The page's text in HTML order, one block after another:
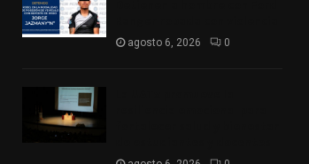
agosto 6, 2026 0